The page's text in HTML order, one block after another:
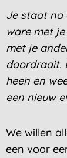
Je staat na
ware met
met je
doordraait.
heen en
een nieuw
We willen
een voor